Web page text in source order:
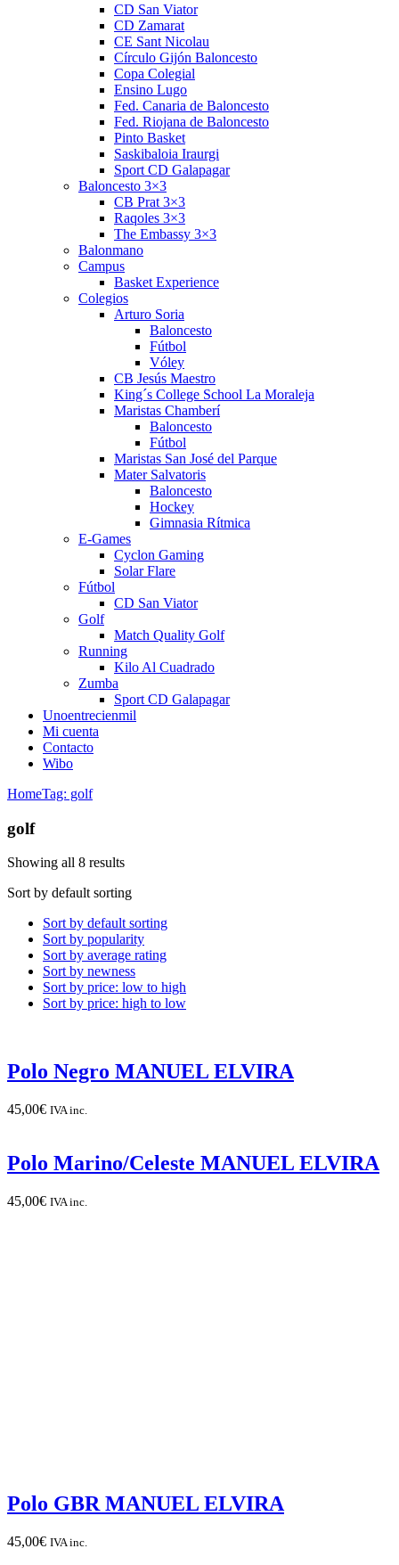
CD San Viator
CD Zamarat
CE Sant Nicolau
Círculo Gijón Baloncesto
Copa Colegial
Ensino Lugo
Fed. Canaria de Baloncesto
Fed. Riojana de Baloncesto
Pinto Basket
Saskibaloia Iraurgi
Sport CD Galapagar
Baloncesto 3×3
CB Prat 3×3
Raqoles 3×3
The Embassy 3×3
Balonmano
Campus
Basket Experience
Colegios
Arturo Soria
Baloncesto
Fútbol
Vóley
CB Jesús Maestro
King´s College School La Moraleja
Maristas Chamberí
Baloncesto
Fútbol
Maristas San José del Parque
Mater Salvatoris
Baloncesto
Hockey
Gimnasia Rítmica
E-Games
Cyclon Gaming
Solar Flare
Fútbol
CD San Viator
Golf
Match Quality Golf
Running
Kilo Al Cuadrado
Zumba
Sport CD Galapagar
Unoentrecienmil
Mi cuenta
Contacto
Wibo
HomeTag: golf
golf
Showing all 8 results
Sort by default sorting
Sort by default sorting
Sort by popularity
Sort by average rating
Sort by newness
Sort by price: low to high
Sort by price: high to low
Polo Negro MANUEL ELVIRA
45,00€ IVA inc.
Polo Marino/Celeste MANUEL ELVIRA
45,00€ IVA inc.
Polo GBR MANUEL ELVIRA
45,00€ IVA inc.